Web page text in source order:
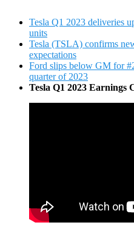
Tesla Q1 2023 deliveries
units
Tesla (TSLA) confirms
expectations
Ford slips below GM for
quarter of 2023
Tesla Q1 2023 Earnings